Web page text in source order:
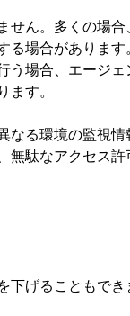
せん。多くの場合
る場合があります
う場合、エージェ
ます。
なる環境の監視情
無駄なアクセス許
下げることもでき